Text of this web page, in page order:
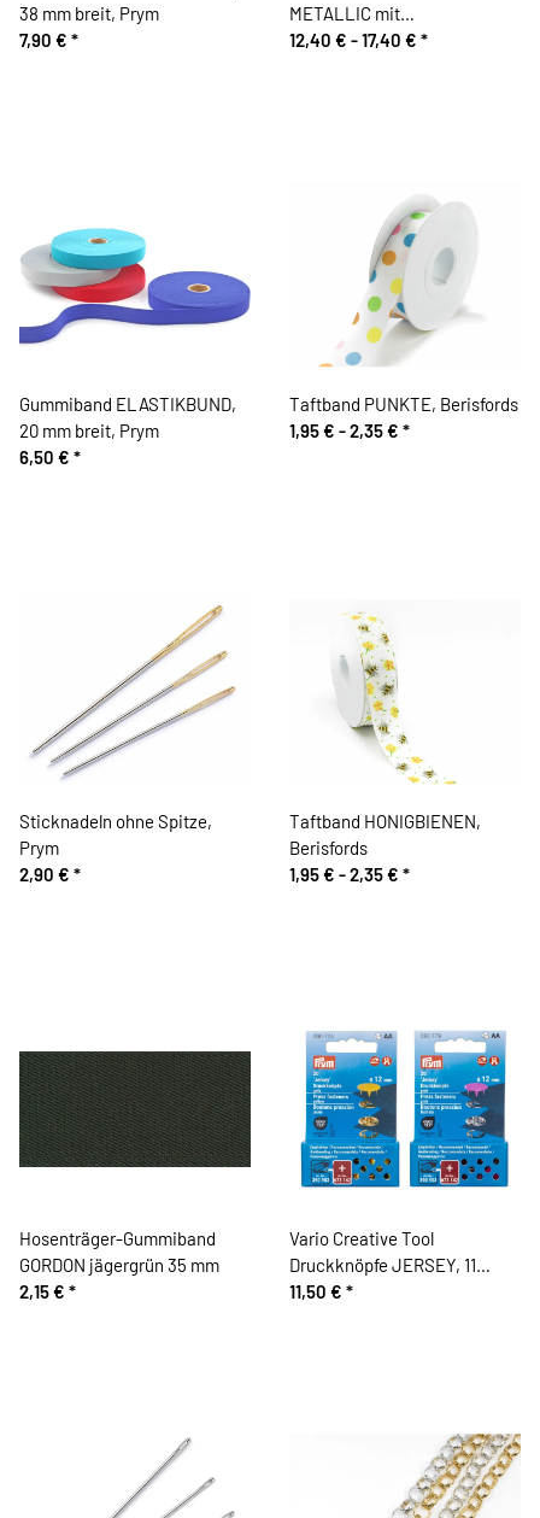
38 mm breit, Prym
7,90 € *
METALLIC mit
Kunststoffzahn, teilbar, Prym
12,40 € -17,40 € *
Gummiband ELASTIKBUND,
20 mm breit, Prym
6,50 € *
Taftband PUNKTE, Berisfords
1,95 € -2,35 € *
Sticknadeln ohne Spitze,
Prym
2,90 € *
Taftband HONIGBIENEN,
Berisfords
1,95 € -2,35 € *
Hosenträger-Gummiband
GORDON jägergrün 35 mm
2,15 € *
Vario Creative Tool
Druckknöpfe JERSEY, 11
Farben in 12 mm, Prym
11,50 € *